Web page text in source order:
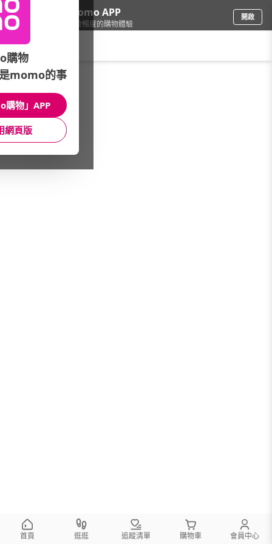
下載momo APP
給你3倍流暢度的購物體驗
開啟
電腦/組件/電腦週邊
本館精選商品
館長推薦 月銷量
首頁 逛逛 追蹤清單 購物車 會員中心
購物
momo的事
購物」APP
網頁版